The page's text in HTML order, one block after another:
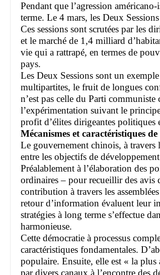
Pendant que l’agression
terme. Le 4 mars, les Deux
Ces sessions sont scrutées par les
et le marché de 1,4 milliard
vie qui a rattrapé, en termes de
pays.
Les Deux Sessions sont un
multipartites, le fruit de longues
n’est pas celle du Parti
l’expérimentation suivant le
profit d’élites dirigeantes politiques
Mécanismes et caractéristiques
Le gouvernement chinois, à travers
entre les objectifs de
Préalablement à l’élaboration des
ordinaires – pour recueillir des avis
contribution à travers les
retour d’information évaluent leur
stratégies à long terme s’effectue
harmonieuse.
Cette démocratie à processus
caractéristiques fondamentales.
populaire. Ensuite, elle est « la
par divers canaux à l’encontre des